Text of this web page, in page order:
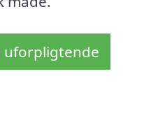
uforpligtende